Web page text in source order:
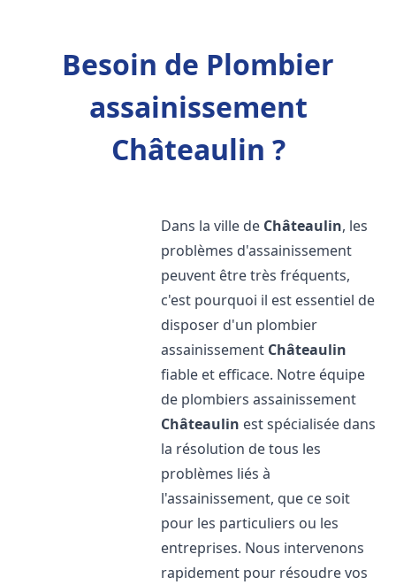
Besoin de Plombier
assainissement
Châteaulin ?
Dans la ville de Châteaulin, les
problèmes d'assainissement
peuvent être très fréquents,
c'est pourquoi il est essentiel de
disposer d'un plombier
assainissement Châteaulin
fiable et efficace. Notre équipe
de plombiers assainissement
Châteaulin est spécialisée dans
la résolution de tous les
problèmes liés à
l'assainissement, que ce soit
pour les particuliers ou les
entreprises. Nous intervenons
rapidement pour résoudre vos